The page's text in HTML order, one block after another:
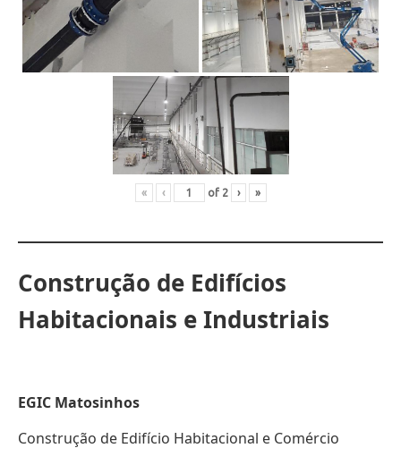
« ‹ of 2 › »
Construção de Edifícios
Habitacionais e Industriais
EGIC Matosinhos
Construção de Edifício Habitacional e Comércio